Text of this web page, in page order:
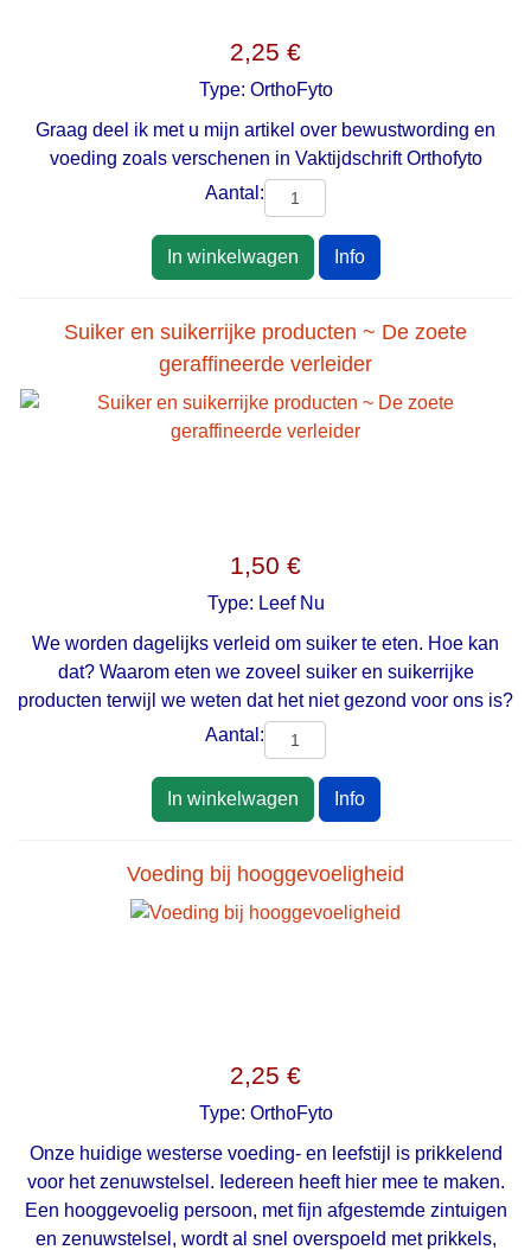
2,25 €
Type: OrthoFyto
Graag deel ik met u mijn artikel over bewustwording en
voeding zoals verschenen in Vaktijdschrift Orthofyto
Aantal:
In winkelwagen Info
Suiker en suikerrijke producten ~ De zoete
geraffineerde verleider
1,50 €
Type: Leef Nu
We worden dagelijks verleid om suiker te eten. Hoe kan
dat? Waarom eten we zoveel suiker en suikerrijke
producten terwijl we weten dat het niet gezond voor ons is?
Aantal:
In winkelwagen Info
Voeding bij hooggevoeligheid
2,25 €
Type: OrthoFyto
Onze huidige westerse voeding- en leefstijl is prikkelend
voor het zenuwstelsel. Iedereen heeft hier mee te maken.
Een hooggevoelig persoon, met fijn afgestemde zintuigen
en zenuwstelsel, wordt al snel overspoeld met prikkels,